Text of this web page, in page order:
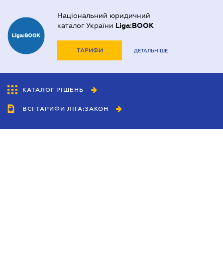
Національний юридичний
каталог України Liga:BOOK
ТАРИФИ ДЕТАЛЬНІШЕ
КАТАЛОГ РІШЕНЬ
ВСІ ТАРИФИ ЛІГА:ЗАКОН